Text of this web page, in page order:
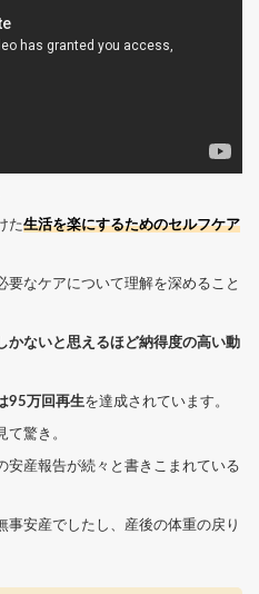
た生活を楽にするためのセルフケア
要なケアについて理解を深めること
かないと思えるほど納得度の高い動
95万回再生を達成されています。
驚き。
安産報告が続々と書きこまれている
安産でしたし、産後の体重の戻り